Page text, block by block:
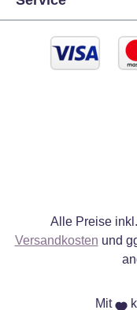
Alle Preise
Versandkosten und
Mit